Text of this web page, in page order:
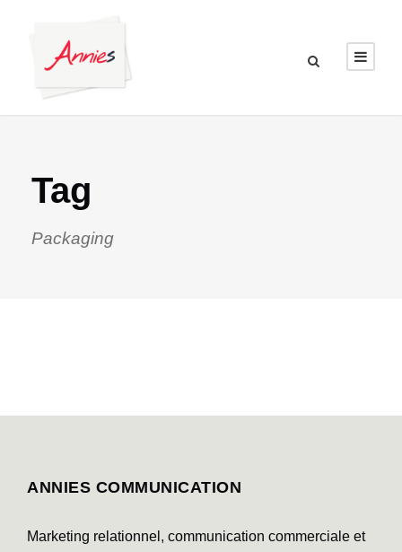
Tag
Packaging
ANNIES COMMUNICATION
Marketing relationnel, communication commerciale et